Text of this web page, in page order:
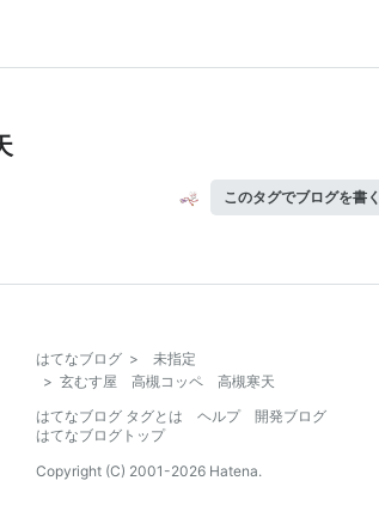
このタグでブログを書く
はてなブログ >
未指定
> 玄むす屋 高槻コッペ 高槻寒天
はてなブログ タグとは
ヘルプ
開発ブログ
はてなブログトップ
Copyright (C) 2001-2026 Hatena.